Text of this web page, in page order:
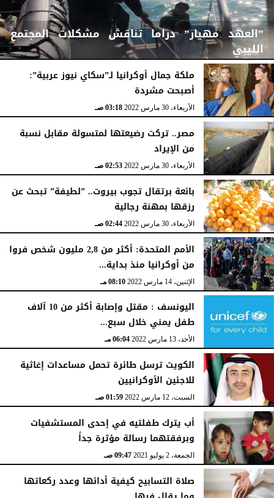
”العهد مهيار” دراما تناقش مشكلات المجتمع
الليبي
الأربعاء، 30 مارس 2022 03:57 صـ
ملكة جمال أوكرانيا لـ”سكاي نيوز عربية”:
أصبحت مشردة
الأربعاء، 30 مارس 2022 03:18 صـ
مصر.. تركت رضيعتها لمتسولة مقابل نسبة
من الإيراد
الأربعاء، 30 مارس 2022 02:53 صـ
بائعة برتقال تجوب بيروت.. ”لطيفة” تبحث عن
رزقها بمهنة رجالية
الأربعاء، 30 مارس 2022 02:44 صـ
الأمم المتحدة: أكثر من 2,8 مليون شخص فروا
من أوكرانيا منذ بداية...
الإثنين، 14 مارس 2022 08:10 مـ
اليونسف : مقتل وإصابة أكثر من 10 آلاف
طفل يمني خلال سبع...
الأحد، 13 مارس 2022 06:04 مـ
الكويت ترسل طائرة تحمل مساعدات إغاثية
للاجئين الأوكرانيين
السبت، 12 مارس 2022 01:59 صـ
أب يترك طفلتيه في إحدى المستشفيات
وبرفقتهما رسالة مؤثرة جداً
الجمعة، 2 يوليو 2021 09:47 صـ
صلاة التسابيح كيفية أدائها وعدد ركعاتها